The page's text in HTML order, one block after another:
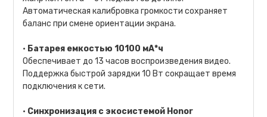
Автоматическая калибровка громкости сохраняет
баланс при смене ориентации экрана.
• Батарея емкостью 10100 мА*ч
Обеспечивает до 13 часов воспроизведения видео.
Поддержка быстрой зарядки 10 Вт сокращает время
подключения к сети.
• Синхронизация с экосистемой Honor